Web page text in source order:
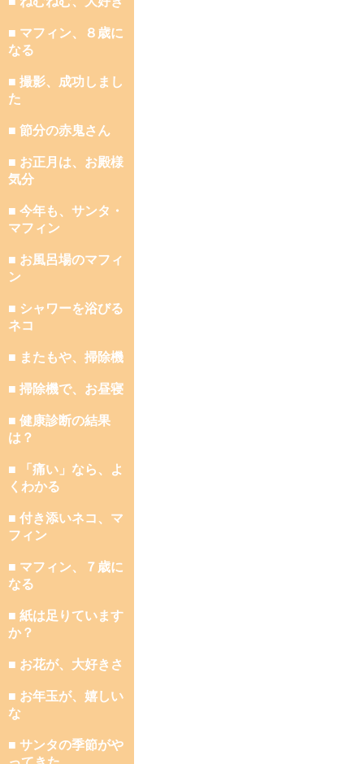
■ マフィン、８歳に
なる
■ 撮影、成功しまし
た
■ 節分の赤鬼さん
■ お正月は、お殿様
気分
■ 今年も、サンタ・
マフィン
■ お風呂場のマフィ
ン
■ シャワーを浴びる
ネコ
■ またもや、掃除機
■ 掃除機で、お昼寝
■ 健康診断の結果
は？
■ 「痛い」なら、よ
くわかる
■ 付き添いネコ、マ
フィン
■ マフィン、７歳に
なる
■ 紙は足りています
か？
■ お花が、大好きさ
■ お年玉が、嬉しい
な
■ サンタの季節がや